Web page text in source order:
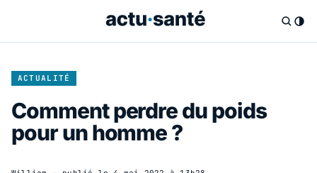
ACTUALITÉ
Comment perdre du poids
pour un homme ?